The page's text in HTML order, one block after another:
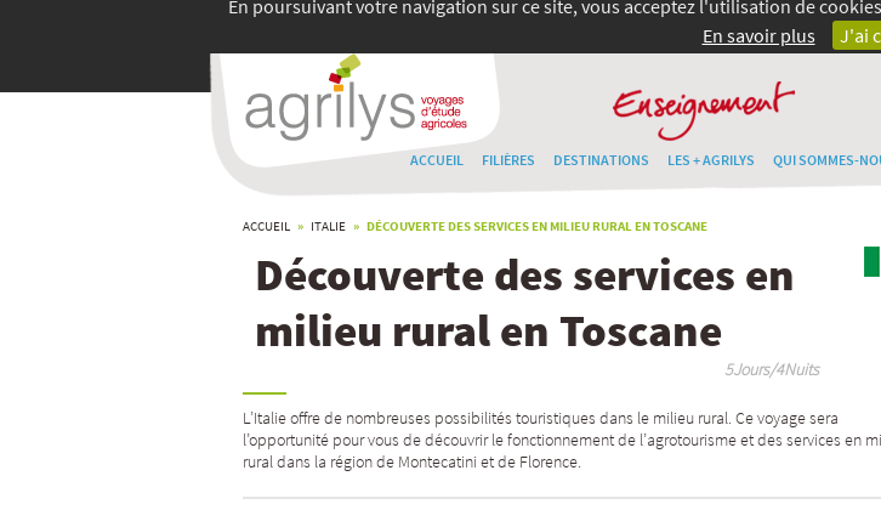
En poursuivant votre navigation sur ce site, vous acceptez l'utilisation de
En savoir plus
J'ai
ACCUEIL FILIÈRES DESTINATIONS LES + AGRILYS QUI SOMMES-
ACCUEIL » ITALIE » DÉCOUVERTE DES SERVICES EN MILIEU RURAL EN TOSCANE
Découverte des services en
milieu rural en Toscane
5Jours/4Nuits
L’Italie offre de nombreuses possibilités touristiques dans le milieu rural. Ce voyage sera
l’opportunité pour vous de découvrir le fonctionnement de l’agrotourisme et des services en
rural dans la région de Montecatini et de Florence.